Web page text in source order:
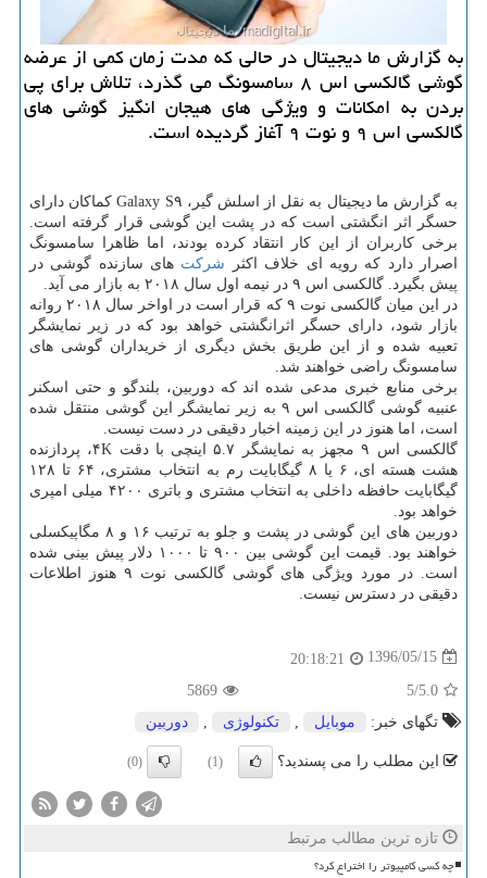
به گزارش ما دیجیتال در حالی كه مدت زمان كمی از عرضه
گوشی گالكسی اس ۸ سامسونگ می گذرد، تلاش برای پی
بردن به امكانات و ویژگی های هیجان انگیز گوشی های
گالكسی اس ۹ و نوت ۹ آغاز گردیده است.
به گزارش ما دیجیتال به نقل از اسلش گیر، Galaxy S۹ كماكان دارای
حسگر اثر انگشتی است كه در پشت این گوشی قرار گرفته است.
برخی كاربران از این كار انتقاد كرده بودند، اما ظاهرا سامسونگ
اصرار دارد كه رویه ای خلاف اكثر شركت های سازنده گوشی در
پیش بگیرد. گالكسی اس ۹ در نیمه اول سال ۲۰۱۸ به بازار می آید.
در این میان گالكسی نوت ۹ كه قرار است در اواخر سال ۲۰۱۸ روانه
بازار شود، دارای حسگر اثرانگشتی خواهد بود كه در زیر نمایشگر
تعبیه شده و از این طریق بخش دیگری از خریداران گوشی های
سامسونگ راضی خواهند شد.
برخی منابع خبری مدعی شده اند كه دوربین، بلندگو و حتی اسكنر
عنبیه گوشی گالكسی اس ۹ به زیر نمایشگر این گوشی منتقل شده
است، اما هنوز در این زمینه اخبار دقیقی در دست نیست.
گالكسی اس ۹ مجهز به نمایشگر ۵.۷ اینچی با دقت ۴K، پردازنده
هشت هسته ای، ۶ یا ۸ گیگابایت رم به انتخاب مشتری، ۶۴ تا ۱۲۸
گیگابایت حافظه داخلی به انتخاب مشتری و باتری ۴۲۰۰ میلی امپری
خواهد بود.
دوربین های این گوشی در پشت و جلو به ترتیب ۱۶ و ۸ مگاپیكسلی
خواهند بود. قیمت این گوشی بین ۹۰۰ تا ۱۰۰۰ دلار پیش بینی شده
است. در مورد ویژگی های گوشی گالكسی نوت ۹ هنوز اطلاعات
دقیقی در دسترس نیست.
1396/05/15
20:18:21
5.0
/5
5869
تگهای خبر:
موبایل تكنولوژی دوربین
این مطلب را می پسندید؟ (1)
(0)
تازه ترین مطالب مرتبط
چه کسی کامپیوتر را اختراع کرد؟